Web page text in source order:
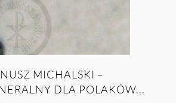
MICHALSKI –
DLA POLAKÓW...